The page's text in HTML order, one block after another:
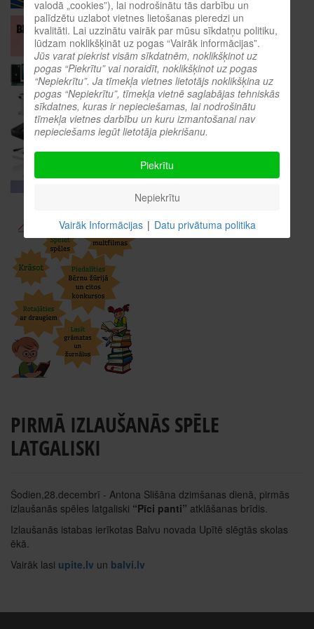
PIRMĀ IZLAUŠANĀS SPĒLE
LATGALISKI
Šodien,28.decembrī - Antona Slišāna dzimšanas dienā, pirmās
izlaušanās spēles latgaliski “Pīci panti” atklāšanas brīdis.
Izlaušanās istabas ierīkotas Balvu novada Upītē slēgtās skolas
ēkā.
Vairāk lasi upite.lv un balvi.lv
valodā „cookies”), lai nodrošinātu tās darbību un
palīdzētu uzlabot vietnes lietošanas pieredzi un
kvalitāti. Lai uzzinātu vairāk par mūsu sīkdatņu politiku,
lūdzam noklikšķināt uz pogas “Vairāk informācijas”.
Jūs varat piekrist visām sīkdatnēm, noklikšķinot uz
pogas “Piekrītu” vai noraidīt, noklikšķinot uz pogas
“Nepiekrītu”. Ja tīmekļa vietnes lietotājs noklikšķina uz
pogas “Nepiekrītu”, tīmekļa vietnē saglabājas tehniskās
sīkdatnes, kuras ir nepieciešamas, lai nodrošinātu
tīmekļa vietnes darbību un kuru izmantošanai nav
nepieciešams iegūt lietotāja piekrišanu.
Piekrītu
Nepiekrītu
Vairāk Informācijas | Datu privātuma politika